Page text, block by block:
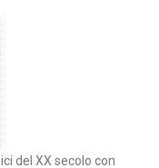
del XX secolo con